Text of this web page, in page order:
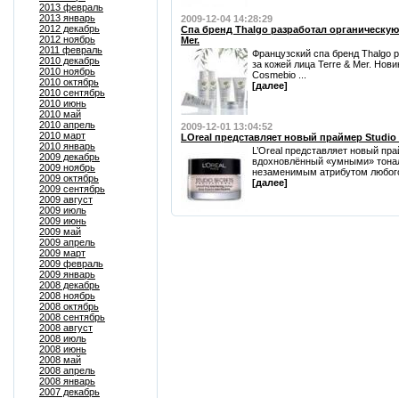
2013 февраль
2013 январь
2012 декабрь
2012 ноябрь
2011 февраль
2010 декабрь
2010 ноябрь
2010 октябрь
2010 сентябрь
2010 июнь
2010 май
2010 апрель
2010 март
2010 январь
2009 декабрь
2009 ноябрь
2009 октябрь
2009 сентябрь
2009 август
2009 июль
2009 июнь
2009 май
2009 апрель
2009 март
2009 февраль
2009 январь
2008 декабрь
2008 ноябрь
2008 октябрь
2008 сентябрь
2008 август
2008 июль
2008 июнь
2008 май
2008 апрель
2008 январь
2007 декабрь
2009-12-04 14:28:29
Спа бренд Thalgo разработал
Mer.
Французский спа бренд Thalgo
за кожей лица Terre & Mer.
Cosmebio ...
[далее]
2009-12-01 13:04:52
LOreal представляет новый праймер
L’Oreal представляет новый
вдохновлённый «умными»
незаменимым атрибутом
[далее]